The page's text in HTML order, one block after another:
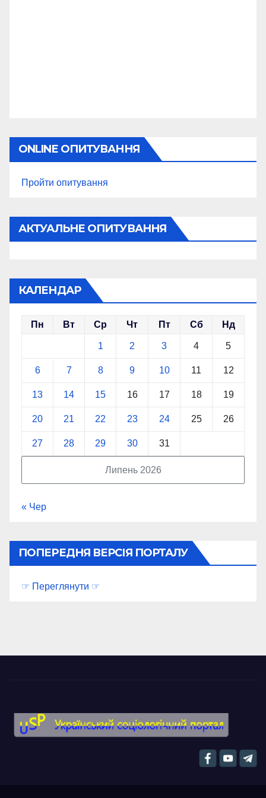
ONLINE ОПИТУВАННЯ
Пройти опитування
АКТУАЛЬНЕ ОПИТУВАННЯ
КАЛЕНДАР
Липень 2026
Пн Вт Ср Чт Пт Сб Нд
1 2 3 4 5
6 7 8 9 10 11 12
13 14 15 16 17 18 19
20 21 22 23 24 25 26
27 28 29 30 31
« Чер
ПОПЕРЕДНЯ ВЕРСІЯ ПОРТАЛУ
☞ Переглянути ☞